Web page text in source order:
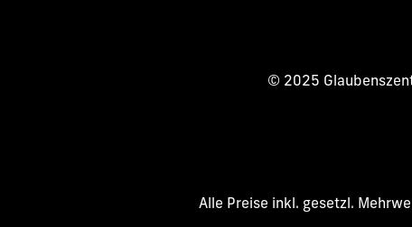
© 2025
Alle Preise inkl. gesetzl.